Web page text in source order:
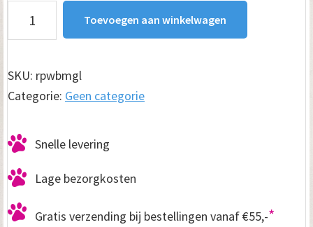
Lifestyle
Misty
grijs
aantal
Toevoegen aan winkelwagen
SKU: rpwbmgl
Categorie: Geen categorie
Snelle levering
Lage bezorgkosten
Gratis verzending bij bestellingen vanaf €55,-*